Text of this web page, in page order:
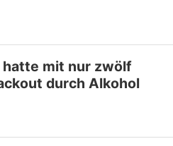
hatte mit nur zwölf
durch Alkohol